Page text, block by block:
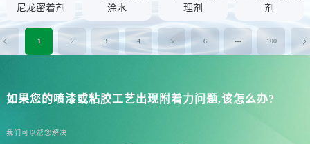
尼龙密着剂
涂水
理剂
剂
1 2 3 4 5 6 100
如果您的喷漆或粘胶工艺出现附着力问题,该怎么办?
我们可以帮您解决